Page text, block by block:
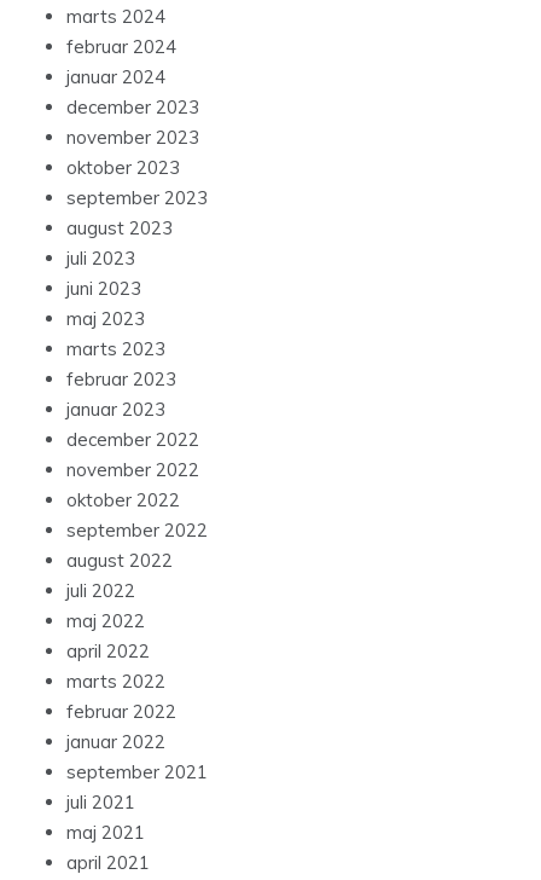
marts 2024
februar 2024
januar 2024
december 2023
november 2023
oktober 2023
september 2023
august 2023
juli 2023
juni 2023
maj 2023
marts 2023
februar 2023
januar 2023
december 2022
november 2022
oktober 2022
september 2022
august 2022
juli 2022
maj 2022
april 2022
marts 2022
februar 2022
januar 2022
september 2021
juli 2021
maj 2021
april 2021